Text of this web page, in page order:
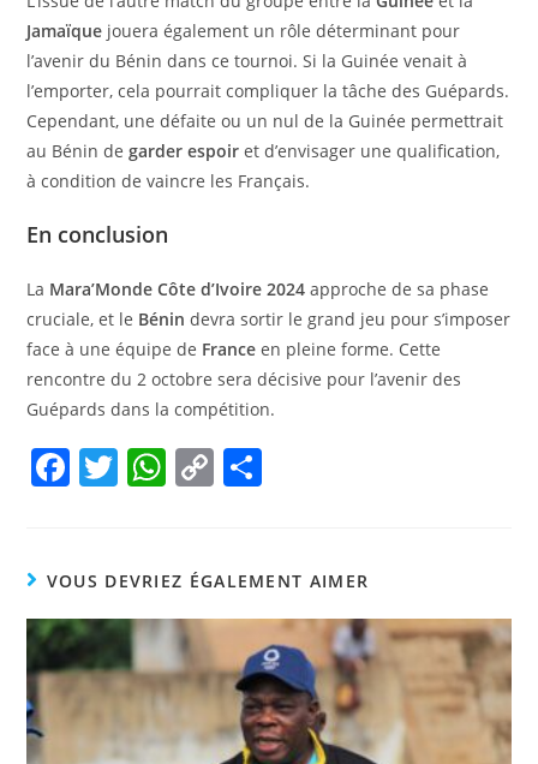
Jamaïque jouera également un rôle déterminant pour
l’avenir du Bénin dans ce tournoi. Si la Guinée venait à
l’emporter, cela pourrait compliquer la tâche des Guépards.
Cependant, une défaite ou un nul de la Guinée permettrait
au Bénin degarder espoir et d’envisager une qualification,
à condition de vaincre les Français.
En conclusion
La Mara’Monde Côte d’Ivoire 2024 approche de sa phase
cruciale, et le Bénin devra sortir le grand jeu pour s’imposer
face à une équipe de France en pleine forme. Cette
rencontre du 2 octobre sera décisive pour l’avenir des
Guépards dans la compétition.
F
e
b
o
o
k
T
er
W
s
A
p
p
C
y
Li
n
k
g
er
VOUS DEVRIEZ ÉGALEMENT AIMER